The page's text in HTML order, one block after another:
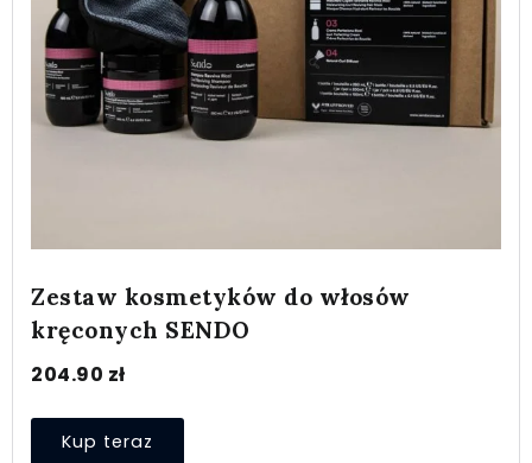
Zestaw kosmetyków do włosów
kręconych SENDO
204.90 zł
Kup teraz